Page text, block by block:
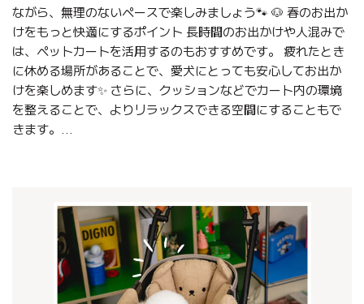
ながら、無理のないペースで楽しみましょう🐾 🐶 春のお出か
けをもっと快適にするポイント 長時間のお出かけや人混みで
は、ペットカートを活用するのもおすすめです。 疲れたとき
に休める場所があることで、愛犬にとっても安心してお出か
けを楽しめます✨ さらに、クッションなどでカート内の環境
を整えることで、よりリラックスできる空間にすることもで
きます。...